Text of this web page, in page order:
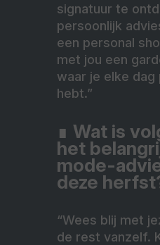
signatuur te
persoonlijk
een personal
met jou een
waar je elke dag
hebt.”
∎ Wat is
het
mode-
deze
“Wees blij met
de rest vanzelf.